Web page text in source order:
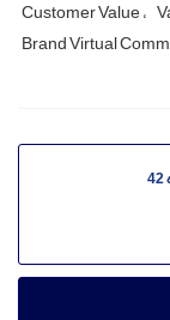
Customer Value
Brand Virtual